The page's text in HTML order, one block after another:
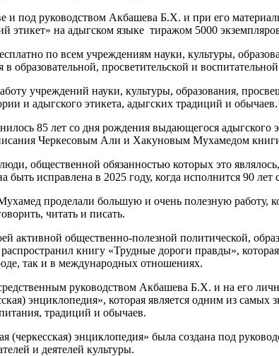
руководством Акбашева Б.Х. и при его
этикет» на адыгском языке тиражом 5000
по всем учреждениям науки, культуры,
образовательной, просветительской и
учреждений науки, культуры, образования,
и адыгского этикета, адыгских традиций и
85 лет со дня рождения выдающегося адыгского
Черкесовым Али и Хакуновым Мухамедом
общественной обязанностью которых это
быть исправлена в 2025 году, когда исполнится 90
проделали большую и очень полезную работу,
читать и писать.
общественно-полезной политической,
распространил книгу «Трудные дороги правды»,
так и в международных отношениях.
руководством Акбашева Б.Х. и на его
энциклопедия», которая является одним из
традиций и обычаев.
энциклопедия» была создана под
и деятелей культуры.